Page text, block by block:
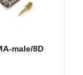
male/8D